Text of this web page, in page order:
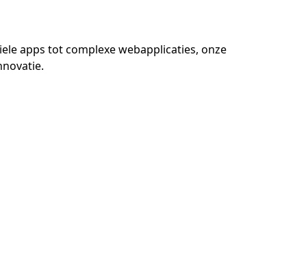
apps tot complexe webapplicaties, onze